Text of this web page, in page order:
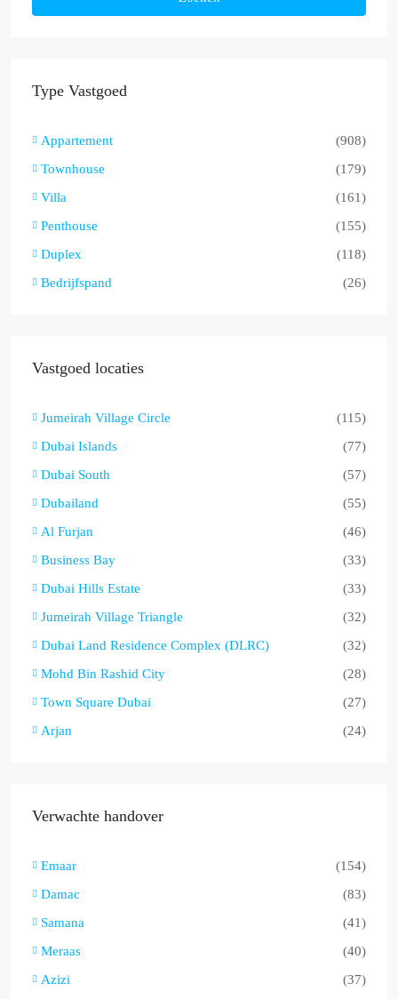
Type Vastgoed
Appartement
(908)
Townhouse
(179)
Villa
(161)
Penthouse
(155)
Duplex
(118)
Bedrijfspand
(26)
Vastgoed locaties
Jumeirah Village Circle
(115)
Dubai Islands
(77)
Dubai South
(57)
Dubailand
(55)
Al Furjan
(46)
Business Bay
(33)
Dubai Hills Estate
(33)
Jumeirah Village Triangle
(32)
Dubai Land Residence Complex (DLRC)
(32)
Mohd Bin Rashid City
(28)
Town Square Dubai
(27)
Arjan
(24)
Verwachte handover
Emaar
(154)
Damac
(83)
Samana
(41)
Meraas
(40)
Azizi
(37)